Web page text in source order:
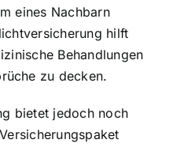
eines Nachbarn
hilft
Behandlungen
zu decken.
bietet jedoch noch